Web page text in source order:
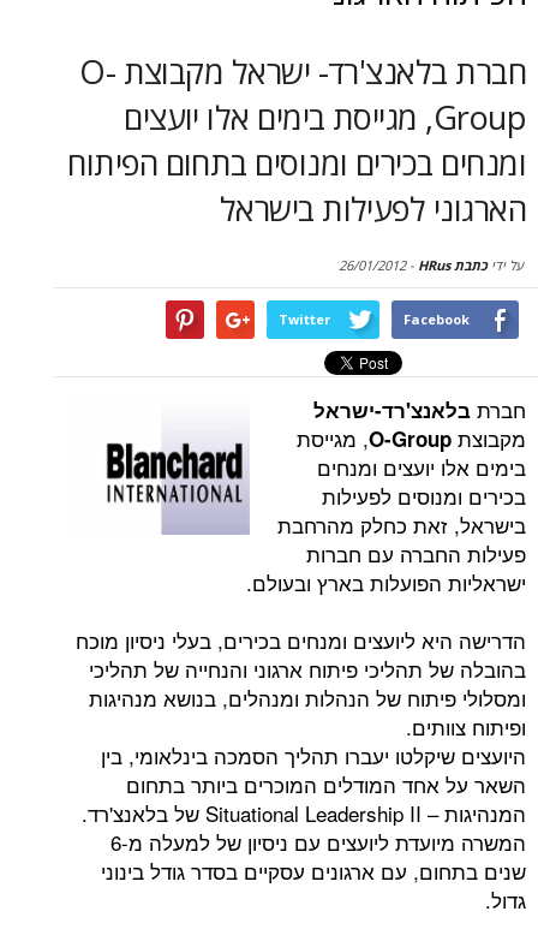
חברת בלאנצ'רד- ישראל מקבוצת O-
Group, מגייסת בימים אלו יועצים
ומנוסים בתחום הפיתוח
לפעילות בישראל
-
26/01/2012
Twitter
ישראל
O-, מגייסת
ומנחים
לפעילות
כחלק מהרחבת
עם חברות
בארץ ובעולם.
ליועצים ומנחים בכירים, בעלי ניסיון מוכח
פיתוח ארגוני והנחייה של תהליכי
של הנהלות ומנהלים, בנושא מנהיגות
יעברו תהליך הסמכה בינלאומי, בין
המודלים המוכרים ביותר בתחום
המנהיגות – Situational Leadership II של בלאנצ'רד.
המשרה מיועדת ליועצים עם ניסיון של למעלה מ-6
עם ארגונים עסקיים בסדר גודל בינוני